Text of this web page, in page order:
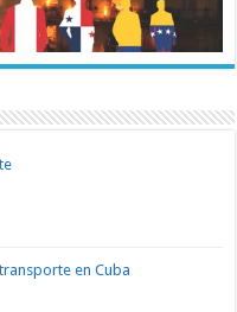
en Cuba